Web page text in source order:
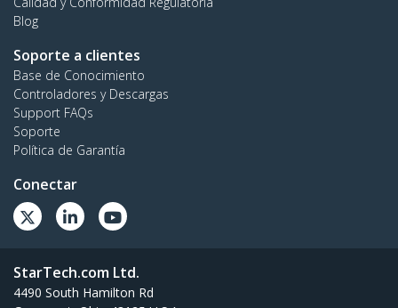
Blog
Soporte a clientes
Base de Conocimiento
Controladores y Descargas
Support FAQs
Soporte
Política de Garantía
Conectar
StarTech.com Ltd.
4490 South Hamilton Rd